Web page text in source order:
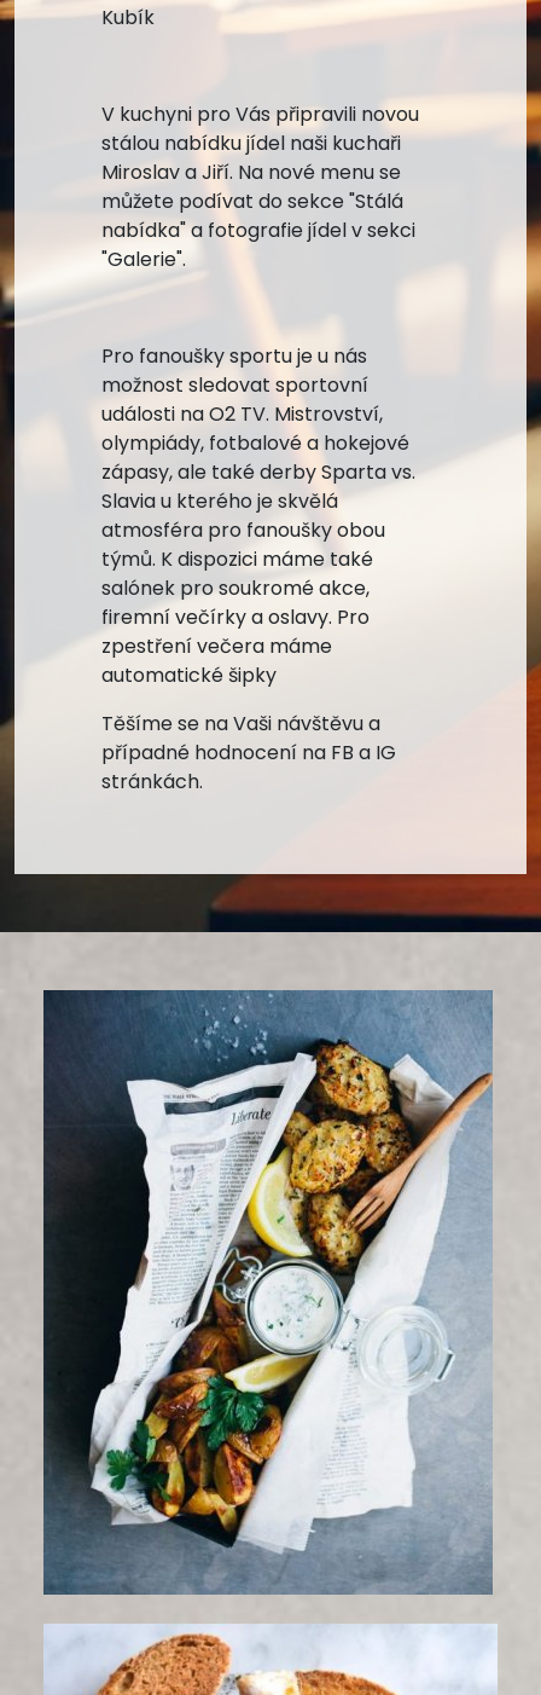
Kubík
V kuchyni pro Vás připravili novou
stálou nabídku jídel naši kuchaři
Miroslav a Jiří. Na nové menu se
můžete podívat do sekce "Stálá
nabídka" a fotografie jídel v sekci
"Galerie".
Pro fanoušky sportu je u nás
možnost sledovat sportovní
události na O2 TV. Mistrovství,
olympiády, fotbalové a hokejové
zápasy, ale také derby Sparta vs.
Slavia u kterého je skvělá
atmosféra pro fanoušky obou
týmů. K dispozici máme také
salónek pro soukromé akce,
firemní večírky a oslavy. Pro
zpestření večera máme
automatické šipky
Těšíme se na Vaši návštěvu a
případné hodnocení na FB a IG
stránkách.